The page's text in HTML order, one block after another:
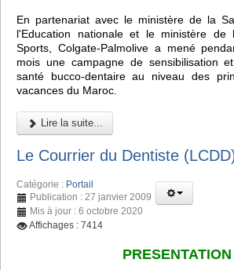
En partenariat avec le ministère de la
l'Education nationale et le ministère
Sports, Colgate-Palmolive a mené
mois une campagne de sensibilisation
santé bucco-dentaire au niveau des
vacances du Maroc.
Lire la suite...
Le Courrier du Dentiste
Catégorie : Portail
Publication : 27 janvier 2009
Mis à jour : 6 octobre 2020
Affichages : 7414
PRESENTATION